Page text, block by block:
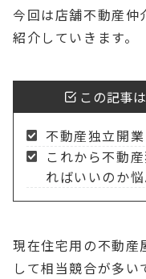
今回は店舗不動産仲
紹介していきます。
この記事
不動産独立開
これから不動
ればいいのか
現在住宅用の不動産
して相当競合が多い